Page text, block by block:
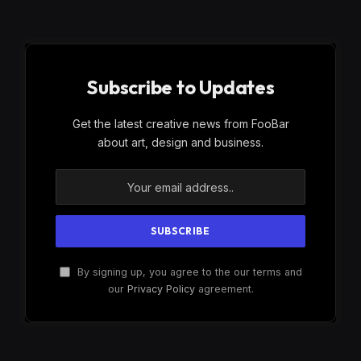
Subscribe to Updates
Get the latest creative news from FooBar
about art, design and business.
By signing up, you agree to the our terms and
our Privacy Policyagreement.